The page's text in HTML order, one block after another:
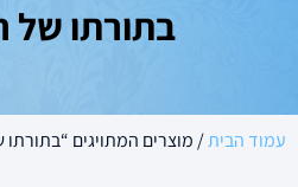
בתורתו של
עמוד הבית/ מוצרים המתויגים